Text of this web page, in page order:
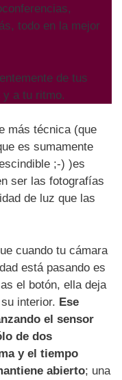
todo en la mejor
de tus
a tu ritmo.
más técnica (que
es sumamente
;-) )es
ser las fotografías
de luz que las
cuando tu cámara
está pasando es
el botón, ella deja
interior. Ese
el sensor
de dos
y el tiempo
abierto; una